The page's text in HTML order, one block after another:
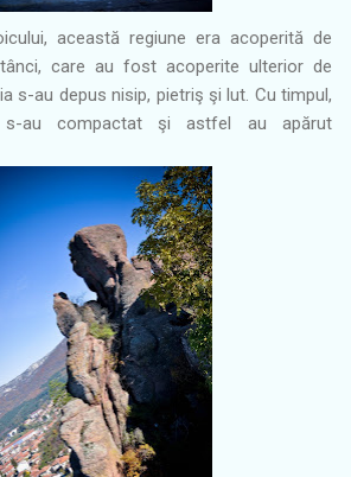
această regiune era acoperită de
care au fost acoperite ulterior de
s-au depus nisip, pietriş şi lut. Cu timpul,
s-au compactat şi astfel au apărut